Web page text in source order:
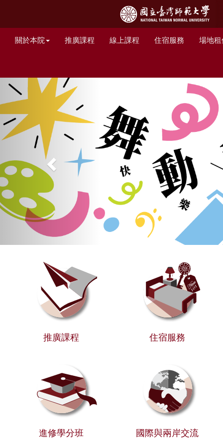
關於本院 推廣課程 線上課程 住宿服務 場地租
Previous
推廣課程 住宿服務
進修學分班 國際與兩岸交流